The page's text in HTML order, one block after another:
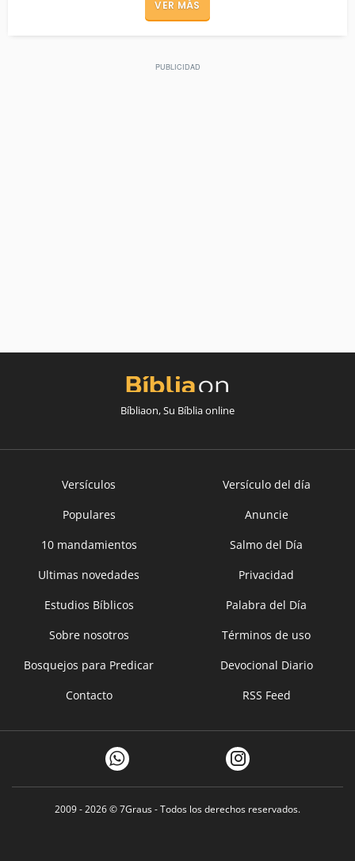
VER MÁS
Bíbliaon, Su Bíblia online
Versículos
Versículo del día
Populares
Anuncie
10 mandamientos
Salmo del Día
Ultimas novedades
Privacidad
Estudios Bíblicos
Palabra del Día
Sobre nosotros
Términos de uso
Bosquejos para Predicar
Devocional Diario
Contacto
RSS Feed
2009 - 2026 ©7Graus- Todos los derechos reservados.